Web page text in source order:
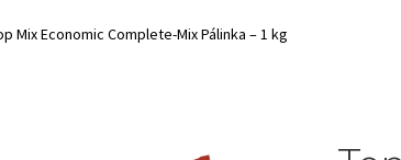
Mix Economic Complete-Mix Pálinka – 1 kg